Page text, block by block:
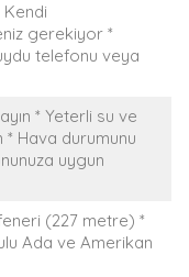
gerekiyor *
telefonu veya
* Yeterli su ve
* Hava durumunu
uygun
(227 metre) *
Ada ve Amerikan